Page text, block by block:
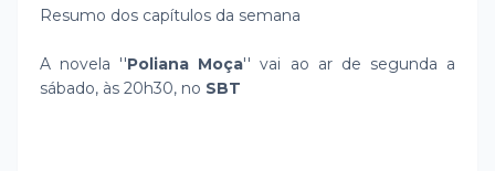
Resumo dos capítulos da semana
A novela ''Poliana Moça'' vai ao ar de segunda a
sábado, às 20h30, no SBT